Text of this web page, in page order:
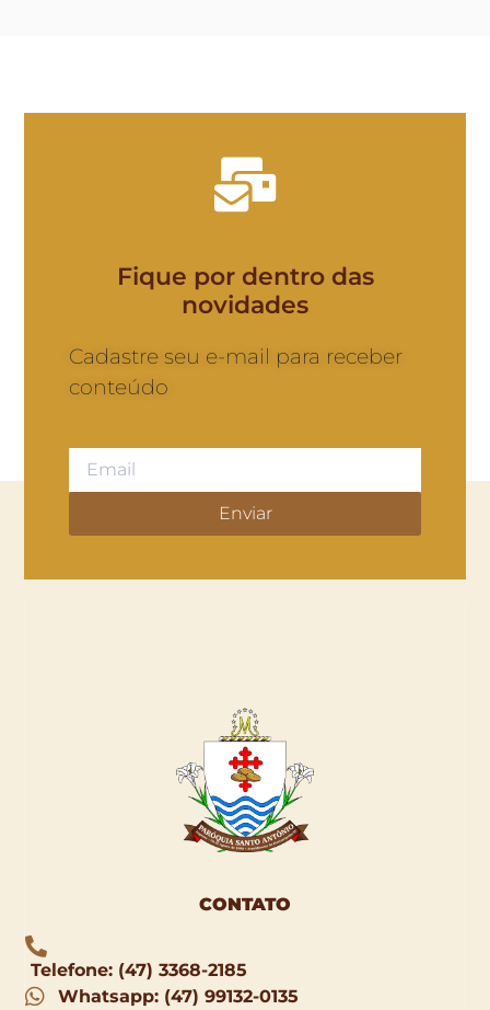
Fique por dentro das
novidades
Cadastre seu e-mail para receber
conteúdo
Enviar
CONTATO
Telefone: (47) 3368-2185
Whatsapp: (47) 99132-0135